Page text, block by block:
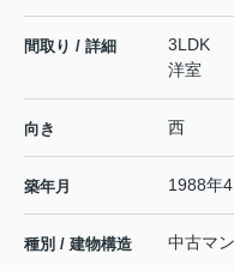
間取り / 詳細
3LDK
洋室
向き 西
築年月 1988年
種別 / 建物構造 中古マ